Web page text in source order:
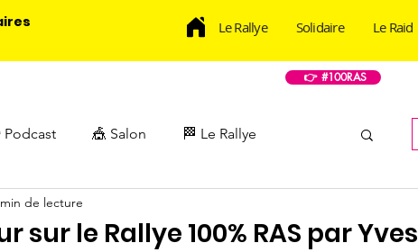
Le Rallye Solidaire Le Raid
👉 #100RAS
Podcast 🎪 Salon 🏁 Le Rallye
📰 Presse
sur le Rallye 100% RAS par Yves
de lecture